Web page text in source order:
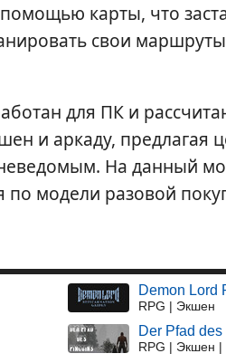
карты, что
свои
для ПК и
и аркаду, предлагая
На данный
по модели разовой
Demon Lord
RPG | Экшен
Der Pfad
RPG | Экшен